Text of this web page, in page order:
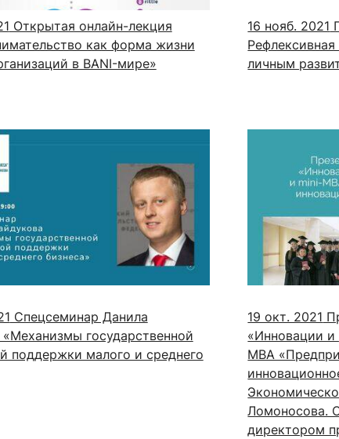
Открытая онлайн-лекция
как форма жизни
в BANI-мире»
16 нояб. 2021
личным
Cпецсеминар Данила
государственной
поддержки малого и среднего
19 окт. 2021
«Инновации и
MBA
Ломоносова.
директором